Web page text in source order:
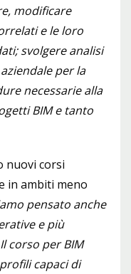
modificare
e le loro
svolgere analisi
per la
necessarie alla
BIM e tanto
nuovi corsi
in ambiti meno
pensato anche
e più
corso per BIM
capaci di